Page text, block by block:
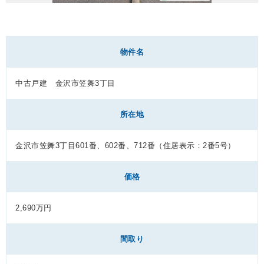
物件名
中古戸建 金沢市笠舞3丁目
所在地
金沢市笠舞3丁目601番、602番、712番（住居表示：2番5号）
価格
2,690万円
間取り